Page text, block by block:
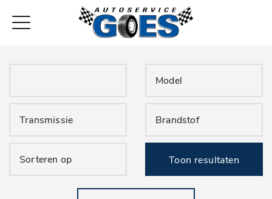
Toon resultaten